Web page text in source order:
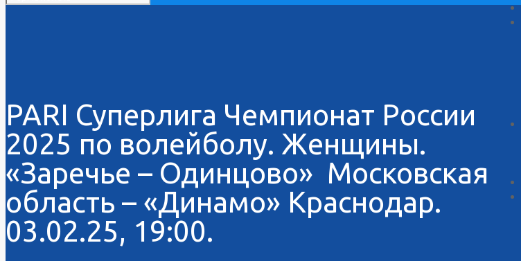
PARI Суперлига Чемпионат России
2025 по волейболу. Женщины.
«Заречье – Одинцово» Московская
область – «Динамо» Краснодар.
03.02.25, 19:00.